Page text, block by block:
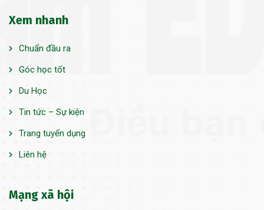
Xem nhanh
Chuẩn đầu ra
Góc học tốt
Du Học
Tin tức – Sự kiện
Trang tuyển dụng
Liên hệ
Mạng xã hội